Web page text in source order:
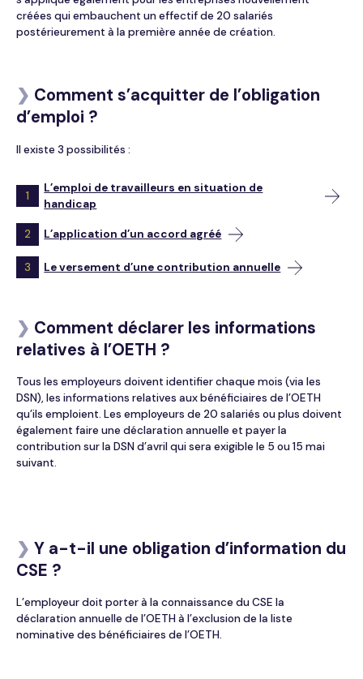
créées qui embauchent un effectif de 20 salariés
postérieurement à la première année de création.
❯ Comment s’acquitter de l’obligation
d’emploi ?
Il existe 3 possibilités :
1
L’emploi de travailleurs en situation de
handicap
2 L’application d’un accord agréé
3 Le versement d’une contribution annuelle
❯ Comment déclarer les informations
relatives à l’OETH ?
Tous les employeurs doivent identifier chaque mois(via les
DSN),les informations relatives auxbénéficiaires de l’OETH
qu’ils emploient. Les employeurs de 20 salariés ou plusdoivent
également faireune déclaration annuelleetpayer la
contributionsur la DSN d’avril qui sera exigible le 5 ou 15 mai
suivant.
❯Y a-t-il une obligation d’information du
CSE ?
L’employeur doit porter à la connaissance du CSE la
déclaration annuelle de l’OETH à l’exclusion de la liste
nominative des bénéficiaires de l’OETH.